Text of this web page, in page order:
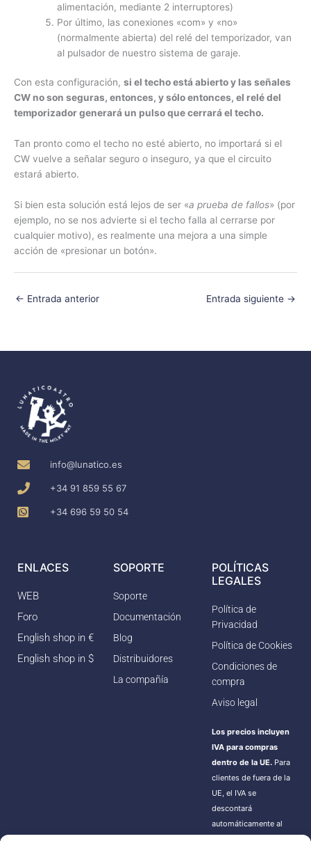
alimentación, mediante 2 interruptores)
Por último, las conexiones «com» y «no»
(normalmente abierta) del relé del temporizador, van
al pulsador de nuestro sistema de garaje.
Con esta configuración, si el techo está abierto y las señales
CW no son seguras, entonces, y sólo entonces, el relé del
temporizador generará un pulso que cerrará el techo.
Tan pronto como el techo no esté abierto, no importará si el
CW vuelve a señalar seguro o inseguro, ya que el circuito
estará abierto.
Si bien esta solución está lejos de ser «a prueba de fallos» (por
ejemplo, no se nos advierte si el techo falla al cerrarse por
cualquier motivo), es realmente una mejora a una simple
acción de «presionar un botón».
← Entrada anterior Entrada siguiente →
info@lunatico.es
+34 91 859 55 67
+34 696 59 50 54
ENLACES
WEB
Foro
English shop in €
English shop in $
SOPORTE
Soporte
Documentación
Blog
Distribuidores
La compañía
POLÍTICAS
LEGALES
Política de
Privacidad
Política de Cookies
Condiciones de
compra
Aviso legal
Los precios incluyen
IVA para compras
dentro de la UE. Para
clientes de fuera de la
UE, el IVA se
descontará
automáticamente al